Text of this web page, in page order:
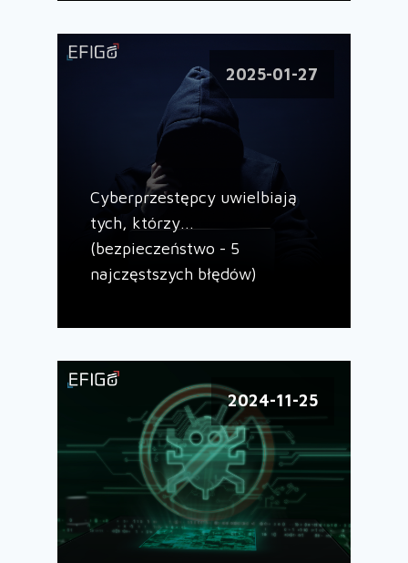
2025-01-27
Cyberprzestępcy uwielbiają
tych, którzy...
(bezpieczeństwo - 5
najczęstszych błędów)
2024-11-25